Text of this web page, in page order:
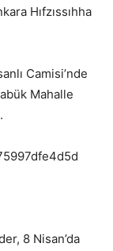
Hıfzıssıhha
Camisi’nde
Mahalle
8 Nisan’da